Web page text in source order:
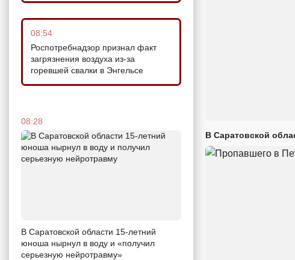
08:54
Роспотребнадзор признал факт
загрязнения воздуха из-за
горевшей свалки в Энгельсе
08:28
В Саратовской области 15-летний
юноша нырнул в воду и «получил
серьезную нейротравму»
В Саратовской